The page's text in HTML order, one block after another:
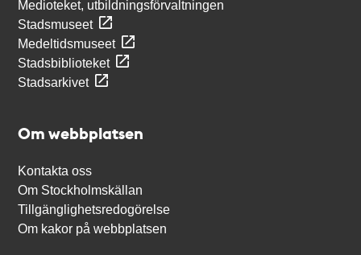
Medioteket, utbildningsförvaltningen
Stadsmuseet
Medeltidsmuseet
Stadsbiblioteket
Stadsarkivet
Om webbplatsen
Kontakta oss
Om Stockholmskällan
Tillgänglighetsredogörelse
Om kakor på webbplatsen